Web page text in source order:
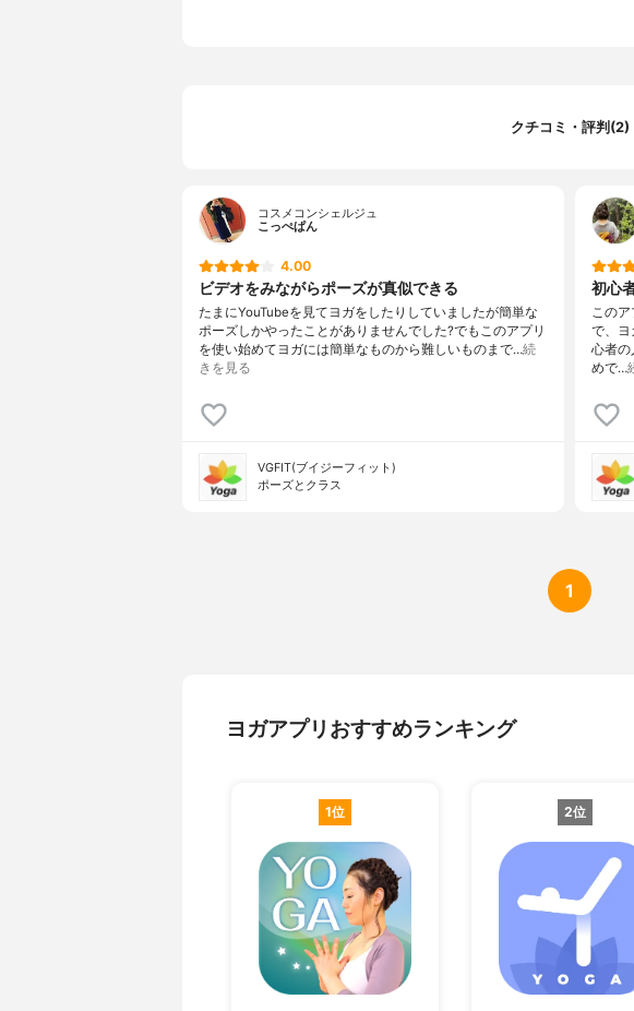
クチコミ・評判(2)
コスメコンシェルジュ
こっぺぱん
4.00
ビデオをみながらポーズが真似できる
たまにYouTubeを見てヨガをしたりしていましたが簡単な
ポーズしかやったことがありませんでした?でもこのアプリ
を使い始めてヨガには簡単なものから難しいものまで…続
きを見る
VGFIT(ブイジーフィット)
ポーズとクラス
初心
この
で、ヨ
心者の
めで…
1
ヨガアプリおすすめランキング
1位 2位